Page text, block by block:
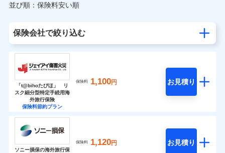
並び順：保険料安い順
保険会社で絞り込む
「t@bihoたびほ」 リ
スク細分型特定手続用海
外旅行保険
保険料節約プラン
保険料 1,100円 お見積り
ソニー損保の海外旅行保
保険料 1,120円 お見積り